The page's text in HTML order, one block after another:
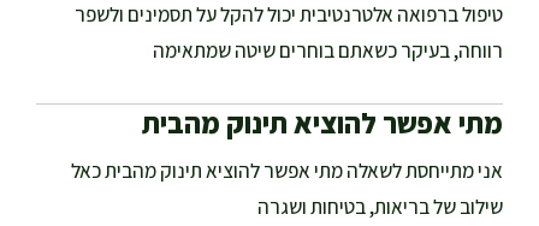
טיפול ברפואה אלטרנטיבית יכול להקל על תסמינים ולשפר
רווחה, בעיקר כשאתם בוחרים שיטה שמתאימה
מתי אפשר להוציא תינוק מהבית
אני מתייחסת לשאלה מתי אפשר להוציא תינוק מהבית כאל
שילוב של בריאות, בטיחות ושגרה